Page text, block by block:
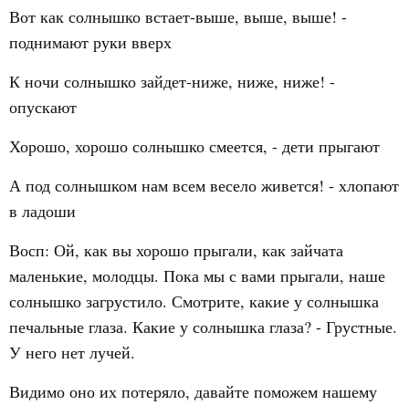
Вот как солнышко встает-выше, выше, выше! -
поднимают руки вверх
К ночи солнышко зайдет-ниже, ниже, ниже! -
опускают
Хорошо, хорошо солнышко смеется, - дети прыгают
А под солнышком нам всем весело живется! - хлопают
в ладоши
Восп: Ой, как вы хорошо прыгали, как зайчата
маленькие, молодцы. Пока мы с вами прыгали, наше
солнышко загрустило. Смотрите, какие у солнышка
печальные глаза. Какие у солнышка глаза? - Грустные.
У него нет лучей.
Видимо оно их потеряло, давайте поможем нашему